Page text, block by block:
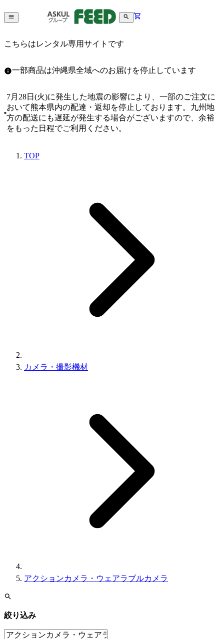
こちらはレンタル専用サイトです
一部商品は沖縄県全域へのお届けを停止しています
7月28日(火)に発生した地震の影響により、一部のご注文に
おいて熊本県内の配達・返却を停止しております。九州地
方の配送にも遅延が発生する場合がございますので、余裕
をもった日程でご利用ください。
TOP
カメラ・撮影機材
アクションカメラ・ウェアラブルカメラ
絞り込み